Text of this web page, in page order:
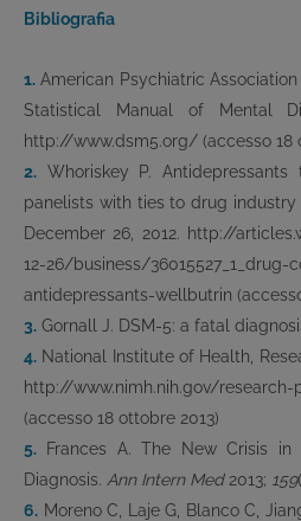
Bibliografia
1. American Psychiatric
Statistical Manual of Mental
http://www.dsm5.org/ (accesso 18
2. Whoriskey P.
panelists with ties to drug industry
December 26, 2012. http://
12-26/business/36015527_1_drug-
antidepressants-wellbutrin
3. Gornall J. DSM-5: a fatal
4. National Institute of Health,
http://www.nimh.nih.gov/
(accesso 18 ottobre 2013)
5. Frances A. The New Crisis in
Diagnosis. Ann Intern Med 2013; 159
6. Moreno C, Laje G, Blanco C,